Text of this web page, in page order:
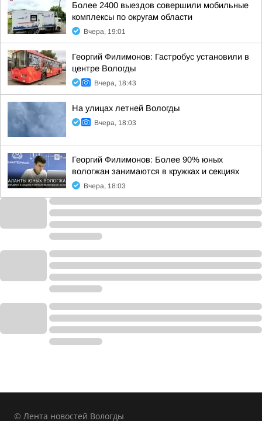
Более 2400 выездов совершили мобильные
комплексы по округам области
Вчера, 19:01
Георгий Филимонов: Гастробус установили в
центре Вологды
Вчера, 18:43
На улицах летней Вологды
Вчера, 18:03
Георгий Филимонов: Более 90% юных
вологжан занимаются в кружках и секциях
Вчера, 18:03
© Лента новостей Вологды